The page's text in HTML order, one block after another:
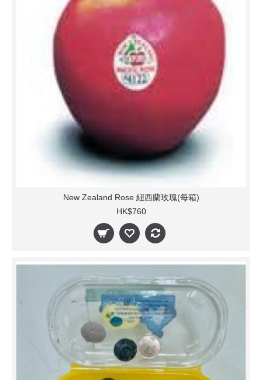
New Zealand Rose 紐西蘭玫瑰(每箱)
HK$760